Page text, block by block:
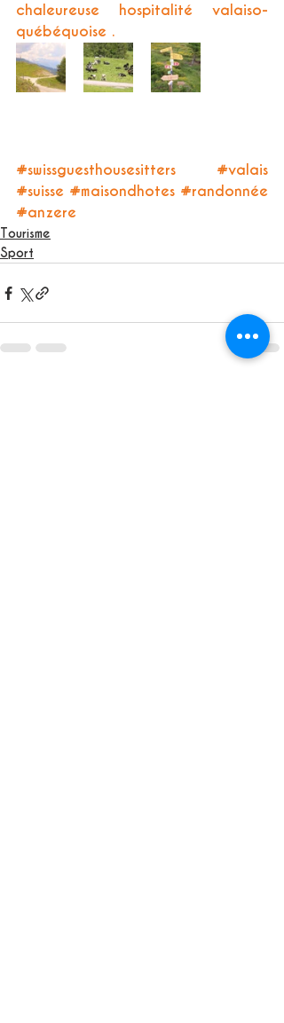
chaleureuse hospitalité valaiso-
québéquoise .
#swissguesthousesitters
#valais
#suisse #maisondhotes #randonnée
#anzere
Tourisme
Sport